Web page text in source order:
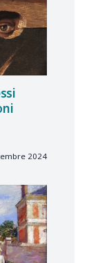
2024